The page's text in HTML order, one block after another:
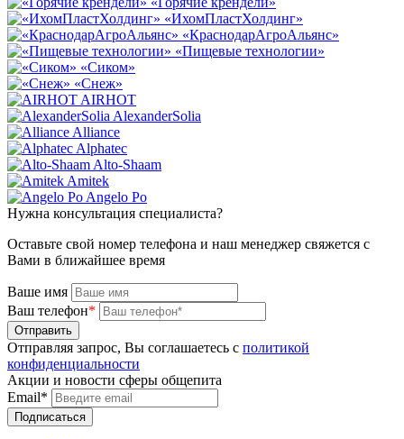
«ИхомПластХолдинг»
«КраснодарАгроАльянс»
«Пищевые технологии»
«Сиком»
«Снеж»
AIRHOT
AlexanderSolia
Alliance
Alphatec
Alto-Shaam
Amitek
Angelo Po
Нужна консультация специалиста?
Оставьте свой номер телефона и наш менеджер свяжется с
Вами в ближайшее время
Ваше имя
Ваш телефон*
Отправляя запрос, Вы соглашаетесь с политикой
конфиденциальности
Акции и новости сферы общепита
Email*